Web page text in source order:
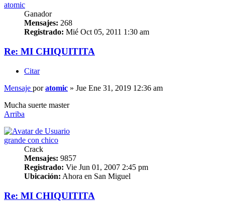
atomic
Ganador
Mensajes: 268
Registrado: Mié Oct 05, 2011 1:30 am
Re: MI CHIQUITITA
Citar
Mensaje poratomic » Jue Ene 31, 2019 12:36 am
Mucha suerte master
Arriba
grande con chico
Crack
Mensajes: 9857
Registrado: Vie Jun 01, 2007 2:45 pm
Ubicación: Ahora en San Miguel
Re: MI CHIQUITITA